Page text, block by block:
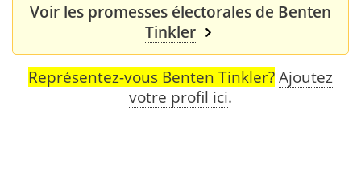
Voir les promesses électorales de Benten
Tinkler
Représentez-vous Benten Tinkler? Ajoutez
votre profil ici.